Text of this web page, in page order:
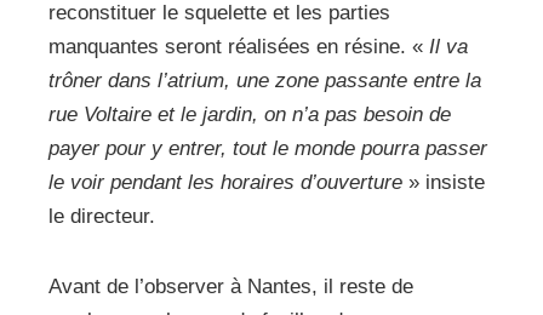
reconstituer le squelette et les parties
manquantes seront réalisées en résine. « Il va
trôner dans l’atrium, une zone passante entre la
rue Voltaire et le jardin, on n’a pas besoin de
payer pour y entrer, tout le monde pourra passer
le voir pendant les horaires d’ouverture » insiste
le directeur.
Avant de l’observer à Nantes, il reste de